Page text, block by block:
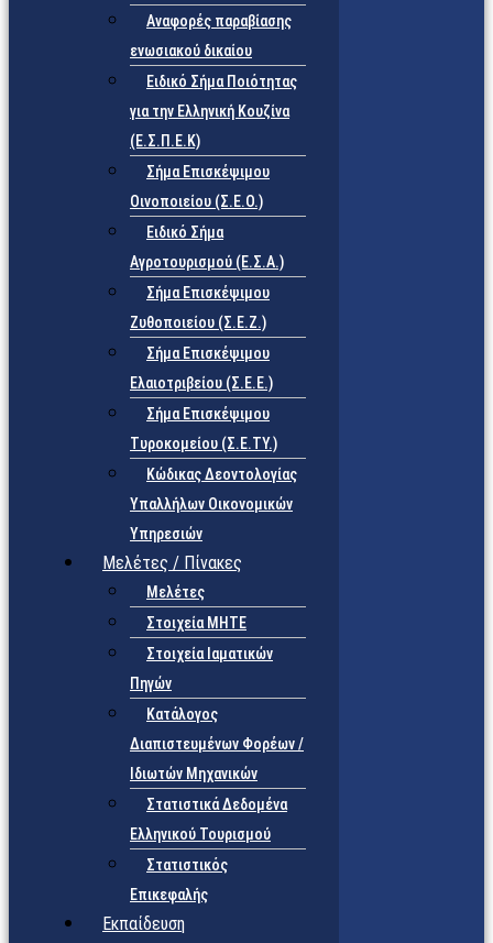
Αναφορές παραβίασης
ενωσιακού δικαίου
Ειδικό Σήμα Ποιότητας
για την Ελληνική Κουζίνα
(Ε.Σ.Π.Ε.Κ)
Σήμα Επισκέψιμου
Οινοποιείου (Σ.Ε.Ο.)
Ειδικό Σήμα
Αγροτουρισμού (Ε.Σ.Α.)
Σήμα Επισκέψιμου
Ζυθοποιείου (Σ.Ε.Ζ.)
Σήμα Επισκέψιμου
Ελαιοτριβείου (Σ.Ε.Ε.)
Σήμα Επισκέψιμου
Τυροκομείου (Σ.Ε.TY.)
Κώδικας Δεοντολογίας
Υπαλλήλων Οικονομικών
Υπηρεσιών
Μελέτες / Πίνακες
Μελέτες
Στοιχεία ΜΗΤΕ
Στοιχεία Ιαματικών
Πηγών
Κατάλογος
Διαπιστευμένων Φορέων /
Ιδιωτών Μηχανικών
Στατιστικά Δεδομένα
Ελληνικού Τουρισμού
Στατιστικός
Επικεφαλής
Εκπαίδευση